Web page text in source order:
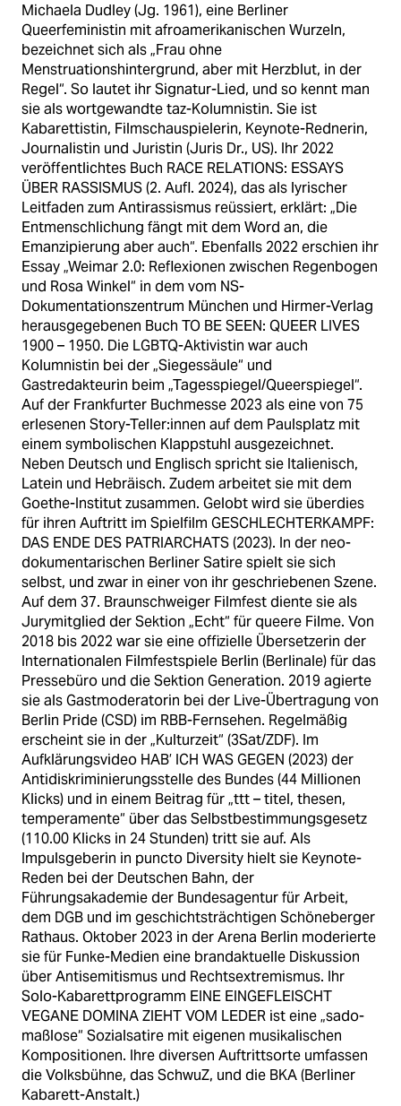
Michaela Dudley (Jg. 1961), eine Berliner
Queerfeministin mit afroamerikanischen Wurzeln,
bezeichnet sich als „Frau ohne
Menstruationshintergrund, aber mit Herzblut, in der
Regel“. So lautet ihr Signatur-Lied, und so kennt man
sie als wortgewandte taz-Kolumnistin. Sie ist
Kabarettistin, Filmschauspielerin, Keynote-Rednerin,
Journalistin und Juristin (Juris Dr., US). Ihr 2022
veröffentlichtes Buch RACE RELATIONS: ESSAYS
ÜBER RASSISMUS (2. Aufl. 2024), das als lyrischer
Leitfaden zum Antirassismus reüssiert, erklärt: „Die
Entmenschlichung fängt mit dem Word an, die
Emanzipierung aber auch“. Ebenfalls 2022 erschien ihr
Essay „Weimar 2.0: Reflexionen zwischen Regenbogen
und Rosa Winkel“ in dem vom NS-
Dokumentationszentrum München und Hirmer-Verlag
herausgegebenen Buch TO BE SEEN: QUEER LIVES
1900 – 1950. Die LGBTQ-Aktivistin war auch
Kolumnistin bei der „Siegessäule“ und
Gastredakteurin beim „Tagesspiegel/Queerspiegel“.
Auf der Frankfurter Buchmesse 2023 als eine von 75
erlesenen Story-Teller:innen auf dem Paulsplatz mit
einem symbolischen Klappstuhl ausgezeichnet.
Neben Deutsch und Englisch spricht sie Italienisch,
Latein und Hebräisch. Zudem arbeitet sie mit dem
Goethe-Institut zusammen. Gelobt wird sie überdies
für ihren Auftritt im Spielfilm GESCHLECHTERKAMPF:
DAS ENDE DES PATRIARCHATS (2023). In der neo-
dokumentarischen Berliner Satire spielt sie sich
selbst, und zwar in einer von ihr geschriebenen Szene.
Auf dem 37. Braunschweiger Filmfest diente sie als
Jurymitglied der Sektion „Echt“ für queere Filme. Von
2018 bis 2022 war sie eine offizielle Übersetzerin der
Internationalen Filmfestspiele Berlin (Berlinale) für das
Pressebüro und die Sektion Generation. 2019 agierte
sie als Gastmoderatorin bei der Live-Übertragung von
Berlin Pride (CSD) im RBB-Fernsehen. Regelmäßig
erscheint sie in der „Kulturzeit“ (3Sat/ZDF). Im
Aufklärungsvideo HAB’ ICH WAS GEGEN (2023) der
Antidiskriminierungsstelle des Bundes (44 Millionen
Klicks) und in einem Beitrag für „ttt – titel, thesen,
temperamente“ über das Selbstbestimmungsgesetz
(110.00 Klicks in 24 Stunden) tritt sie auf. Als
Impulsgeberin in puncto Diversity hielt sie Keynote-
Reden bei der Deutschen Bahn, der
Führungsakademie der Bundesagentur für Arbeit,
dem DGB und im geschichtsträchtigen Schöneberger
Rathaus. Oktober 2023 in der Arena Berlin moderierte
sie für Funke-Medien eine brandaktuelle Diskussion
über Antisemitismus und Rechtsextremismus. Ihr
Solo-Kabarettprogramm EINE EINGEFLEISCHT
VEGANE DOMINA ZIEHT VOM LEDER ist eine „sado-
maßlose“ Sozialsatire mit eigenen musikalischen
Kompositionen. Ihre diversen Auftrittsorte umfassen
die Volksbühne, das SchwuZ, und die BKA (Berliner
Kabarett-Anstalt.)